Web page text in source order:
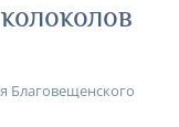
Благовещенского